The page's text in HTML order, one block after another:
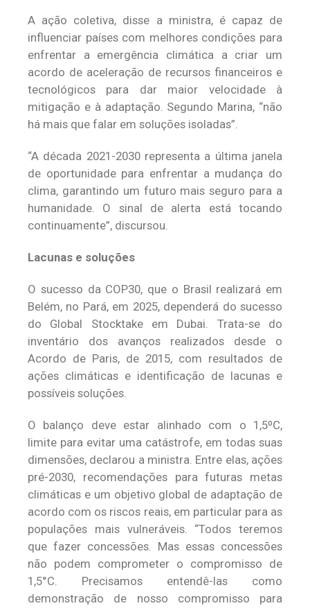
A ação coletiva, disse a ministra, é capaz de
influenciar países com melhores condições para
enfrentar a emergência climática a criar um
acordo de aceleração de recursos financeiros e
tecnológicos para dar maior velocidade à
mitigação e à adaptação. Segundo Marina, “não
há mais que falar em soluções isoladas”.
“A década 2021-2030 representa a última janela
de oportunidade para enfrentar a mudança do
clima, garantindo um futuro mais seguro para a
humanidade. O sinal de alerta está tocando
continuamente”, discursou.
Lacunas e soluções
O sucesso da COP30, que o Brasil realizará em
Belém, no Pará, em 2025, dependerá do sucesso
do Global Stocktake em Dubai. Trata-se do
inventário dos avanços realizados desde o
Acordo de Paris, de 2015, com resultados de
ações climáticas e identificação de lacunas e
possíveis soluções.
O balanço deve estar alinhado com o 1,5ºC,
limite para evitar uma catástrofe, em todas suas
dimensões, declarou a ministra. Entre elas, ações
pré-2030, recomendações para futuras metas
climáticas e um objetivo global de adaptação de
acordo com os riscos reais, em particular para as
populações mais vulneráveis. “Todos teremos
que fazer concessões. Mas essas concessões
não podem comprometer o compromisso de
1,5°C. Precisamos entendê-las como
demonstração de nosso compromisso para